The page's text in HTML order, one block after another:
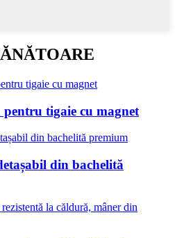
tigaie cu magnet
din bachelită